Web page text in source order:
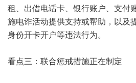
租、出借电话卡、银行账户、支付
施电诈活动提供支持或帮助，以及
身份开卡开户等违法行为。
看点三：联合惩戒措施正在制定